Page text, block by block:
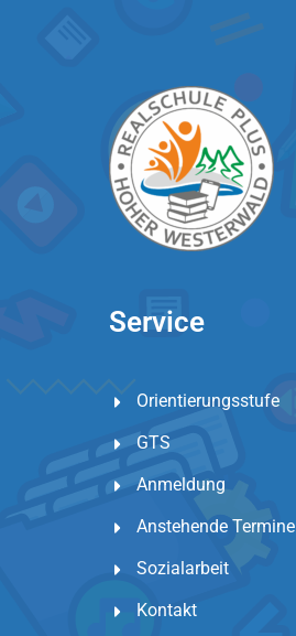
Service
Orientierungsstufe
GTS
Anmeldung
Anstehende Termine
Sozialarbeit
Kontakt